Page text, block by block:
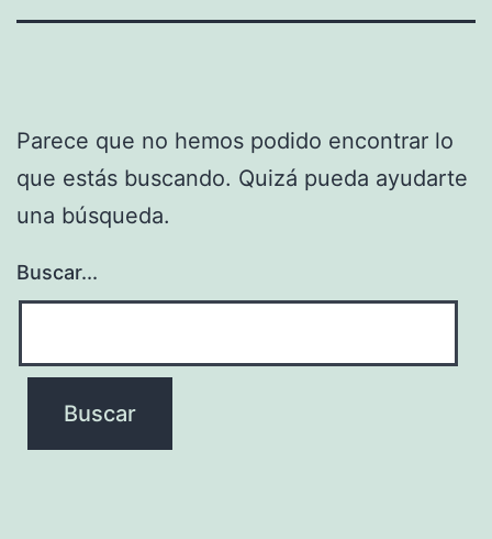
Parece que no hemos podido encontrar lo
que estás buscando. Quizá pueda ayudarte
una búsqueda.
Buscar...